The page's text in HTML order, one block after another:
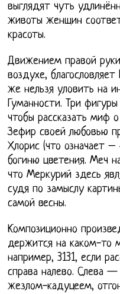
выглядят чуть
животы женщин
красоты.
Движением правой
воздухе,
же нельзя уловить на
Гуманности. Три
чтобы рассказать миф
Зефир своей любовью
Хлорис (что означает
богиню цветения. Меч
что Меркурий здесь
судя по замыслу
самой весны.
Композиционно
держится на каком-то
например, 3131, если
справа налево. Слева
жезлом-кадуцеем,